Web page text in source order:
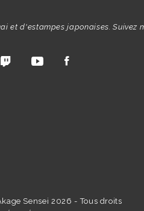
et d'estampes japonaises. Suivez
Sensei 2026 - Tous droits